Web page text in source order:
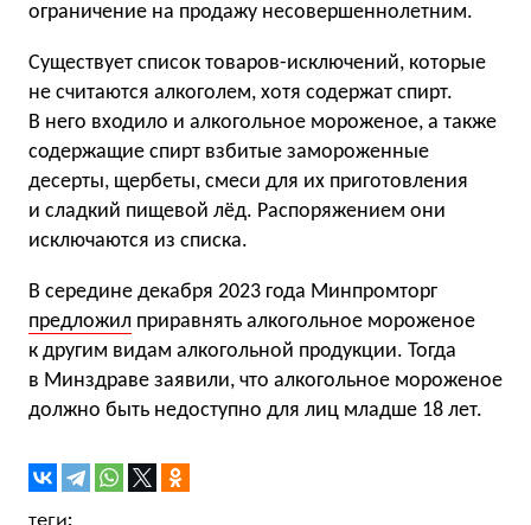
ограничение на продажу несовершеннолетним.
Существует список товаров-исключений, которые
не считаются алкоголем, хотя содержат спирт.
В него входило и алкогольное мороженое, а также
содержащие спирт взбитые замороженные
десерты, щербеты, смеси для их приготовления
и сладкий пищевой лёд. Распоряжением они
исключаются из списка.
В середине декабря 2023 года Минпромторг
предложил приравнять алкогольное мороженое
к другим видам алкогольной продукции. Тогда
в Минздраве заявили, что алкогольное мороженое
должно быть недоступно для лиц младше 18 лет.